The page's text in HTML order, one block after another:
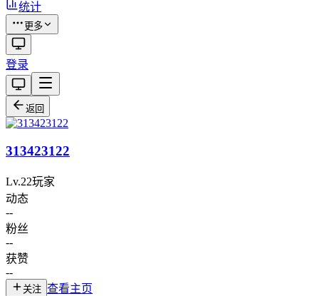
统计
更多
登录
返回
313423122
Lv.22玩家
动态
--
粉丝
--
获赞
--
关注 查看主页